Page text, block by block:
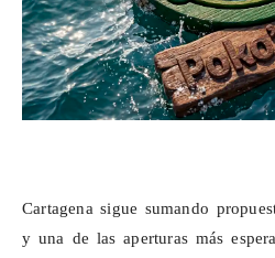
Cartagena sigue sumando
y una de las aperturas más